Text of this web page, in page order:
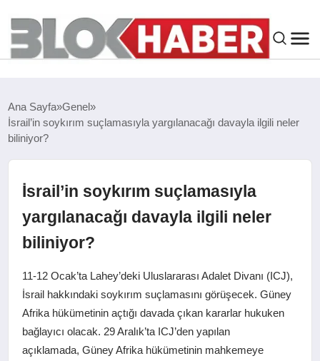
SIYASET
SPOR
EKONOMI
SAĞLIK
Ana Sayfa Genel
İsrail’in soykırım suçlamasıyla yargılanacağı davayla ilgili neler
biliniyor?
İsrail’in soykırım suçlamasıyla
yargılanacağı davayla ilgili neler
biliniyor?
11-12 Ocak’ta Lahey’deki Uluslararası Adalet Divanı (ICJ),
İsrail hakkındaki soykırım suçlamasını görüşecek. Güney
Afrika hükümetinin açtığı davada çıkan kararlar hukuken
bağlayıcı olacak. 29 Aralık’ta ICJ’den yapılan
açıklamada, Güney Afrika hükümetinin mahkemeye